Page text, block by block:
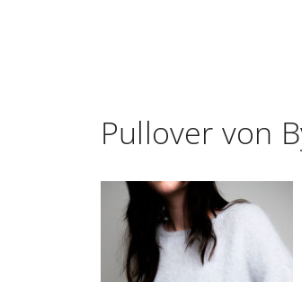
Pullover von